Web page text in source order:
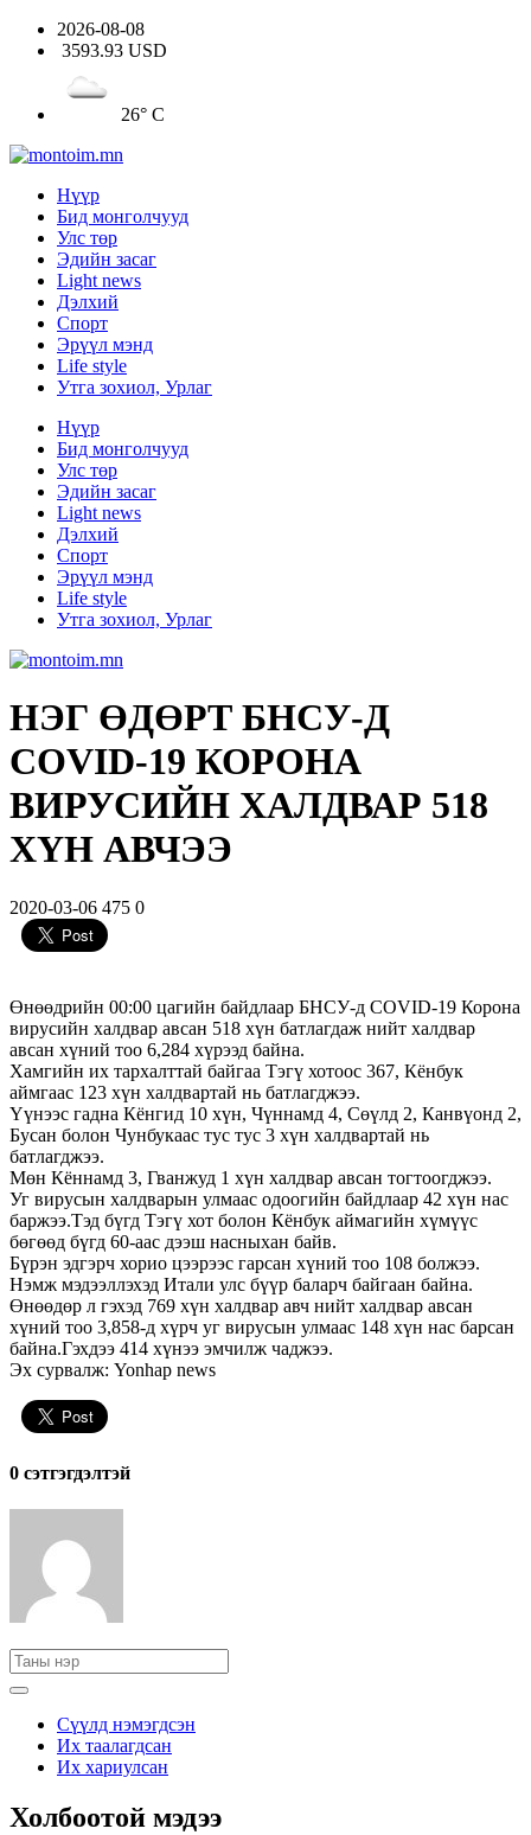
2026-08-08
3593.93 USD
26° C
Нүүр
Бид монголчууд
Улс төр
Эдийн засаг
Light news
Дэлхий
Спорт
Эрүүл мэнд
Life style
Утга зохиол, Урлаг
Нүүр
Бид монголчууд
Улс төр
Эдийн засаг
Light news
Дэлхий
Спорт
Эрүүл мэнд
Life style
Утга зохиол, Урлаг
НЭГ ӨДӨРТ БНСУ-Д
COVID-19 КОРОНА
ВИРУСИЙН ХАЛДВАР 518
ХҮН АВЧЭЭ
2020-03-06 475 0
Өнөөдрийн 00:00 цагийн байдлаар БНСУ-д COVID-19 Корона
вирусийн халдвар авсан 518 хүн батлагдаж нийт халдвар
авсан хүний тоо 6,284 хүрээд байна.
Хамгийн их тархалттай байгаа Тэгү хотоос 367, Кёнбук
аймгаас 123 хүн халдвартай нь батлагджээ.
Үүнээс гадна Кёнгид 10 хүн, Чүннамд 4, Сөүлд 2, Канвүонд 2,
Бусан болон Чунбукаас тус тус 3 хүн халдвартай нь
батлагджээ.
Мөн Кённамд 3, Гванжуд 1 хүн халдвар авсан тогтоогджээ.
Уг вирусын халдварын улмаас одоогийн байдлаар 42 хүн нас
баржээ.Тэд бүгд Тэгү хот болон Кёнбук аймагийн хүмүүс
бөгөөд бүгд 60-аас дээш насныхан байв.
Бүрэн эдгэрч хорио цээрээс гарсан хүний тоо 108 болжээ.
Нэмж мэдээллэхэд Итали улс бүүр баларч байгаан байна.
Өнөөдөр л гэхэд 769 хүн халдвар авч нийт халдвар авсан
хүний тоо 3,858-д хүрч уг вирусын улмаас 148 хүн нас барсан
байна.Гэхдээ 414 хүнээ эмчилж чаджээ.
Эх сурвалж: Yonhap news
0 cэтгэгдэлтэй
Сүүлд нэмэгдсэн
Их таалагдсан
Их хариулсан
Холбоотой мэдээ